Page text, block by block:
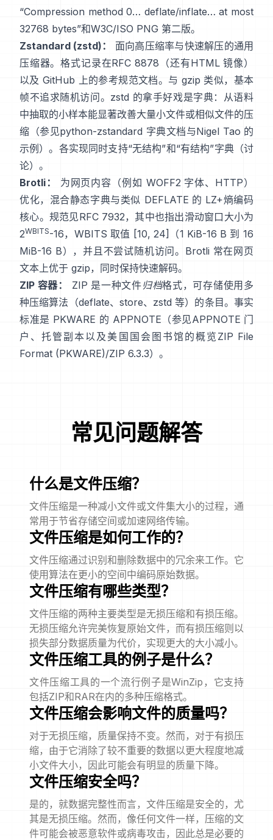
“Compression method 0… deflate/inflate… at most
32768 bytes”和W3C/ISO PNG 第二版。
Zstandard (zstd)：
面向高压缩率与快速解压的通用
压缩器。格式记录在RFC 8878 （还有HTML 镜像）
以及 GitHub 上的参考规范文档。与 gzip 类似，基本
帧不追求随机访问。zstd 的拿手好戏是字典：从语料
中抽取的小样本能显著改善大量小文件或相似文件的压
缩（参见python-zstandard 字典文档与Nigel Tao 的
示例 ）。各实现同时支持“无结构”和“有结构”字典（讨
论） 。
Brotli：
为网页内容（例如 WOFF2 字体、HTTP）
优化，混合静态字典与类似 DEFLATE 的 LZ+熵编码
核心。规范见RFC 7932，其中也指出滑动窗口大小为
2WBITS-16，WBITS 取值 [10, 24]（1 KiB-16 B 到 16
MiB-16 B），并且不尝试随机访问。Brotli 常在网页
文本上优于 gzip，同时保持快速解码。
ZIP 容器：
ZIP 是一种文件归档格式，可存储使用多
种压缩算法（deflate、store、zstd 等）的条目。事实
标准是 PKWARE 的 APPNOTE（参见APPNOTE 门
户 、托管副本以及美国国会图书馆的概览 ZIP File
Format (PKWARE)/ZIP 6.3.3）。
常见问题解答
什么是文件压缩？
文件压缩是一种减小文件或文件集大小的过程，通
常用于节省存储空间或加速网络传输。
文件压缩是如何工作的？
文件压缩通过识别和删除数据中的冗余来工作。它
使用算法在更小的空间中编码原始数据。
文件压缩有哪些类型？
文件压缩的两种主要类型是无损压缩和有损压缩。
无损压缩允许完美恢复原始文件，而有损压缩则以
损失部分数据质量为代价，实现更大的大小减小。
文件压缩工具的例子是什么？
文件压缩工具的一个流行例子是WinZip，它支持
包括ZIP和RAR在内的多种压缩格式。
文件压缩会影响文件的质量吗？
对于无损压缩，质量保持不变。然而，对于有损压
缩，由于它消除了较不重要的数据以更大程度地减
小文件大小，因此可能会有明显的质量下降。
文件压缩安全吗？
是的，就数据完整性而言，文件压缩是安全的，尤
其是无损压缩。然而，像任何文件一样，压缩的文
件可能会被恶意软件或病毒攻击，因此总是必要的